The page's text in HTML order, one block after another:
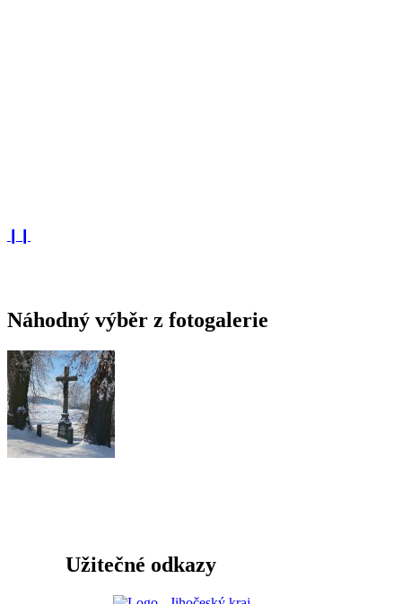
Náhodný výběr z fotogalerie
Užitečné odkazy